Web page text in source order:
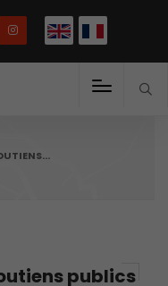
publics
(English)